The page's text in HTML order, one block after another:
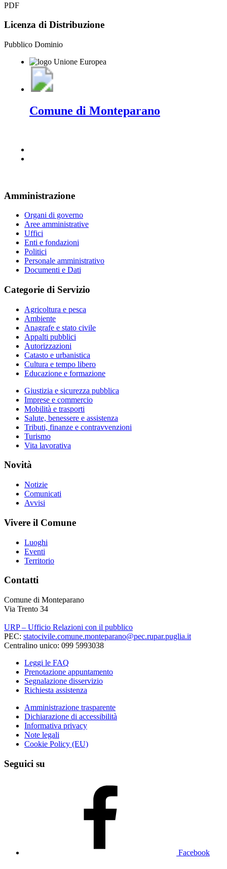
PDF
Licenza di Distribuzione
Pubblico Dominio
Comune di Monteparano
Amministrazione
Organi di governo
Aree amministrative
Uffici
Enti e fondazioni
Politici
Personale amministrativo
Documenti e Dati
Categorie di Servizio
Agricoltura e pesca
Ambiente
Anagrafe e stato civile
Appalti pubblici
Autorizzazioni
Catasto e urbanistica
Cultura e tempo libero
Educazione e formazione
Giustizia e sicurezza pubblica
Imprese e commercio
Mobilità e trasporti
Salute, benessere e assistenza
Tributi, finanze e contravvenzioni
Turismo
Vita lavorativa
Novità
Notizie
Comunicati
Avvisi
Vivere il Comune
Luoghi
Eventi
Territorio
Contatti
Comune di Monteparano
Via Trento 34
URP – Ufficio Relazioni con il pubblico
PEC: statocivile.comune.monteparano@pec.rupar.puglia.it
Centralino unico: 099 5993038
Leggi le FAQ
Prenotazione appuntamento
Segnalazione disservizio
Richiesta assistenza
Amministrazione trasparente
Dichiarazione di accessibilità
Informativa privacy
Note legali
Cookie Policy (EU)
Seguici su
Facebook